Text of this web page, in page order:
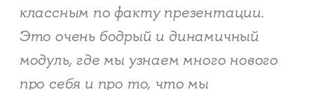
классным по факту презентации.
Это очень бодрый и динамичный
модуль, где мы узнаем много нового
про себя и про то, что мы